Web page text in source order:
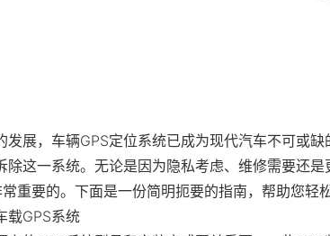
发展，车辆GPS定位系统已成为现代汽车不可或
除这一系统。无论是因为隐私考虑、维修需要还
重要的。下面是一份简明扼要的指南，帮助您轻
载GPS系统